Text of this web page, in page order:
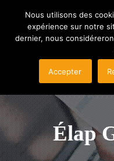
Élap
Nous utilisons des
expérience sur notre
dernier, nous
Accepter